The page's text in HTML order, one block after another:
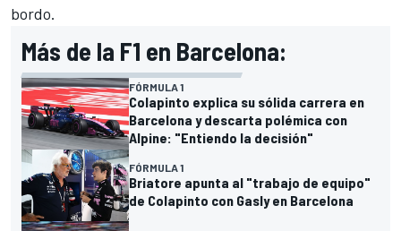
bordo.
Más de la F1 en Barcelona:
FÓRMULA 1
Colapinto explica su sólida carrera en
Barcelona y descarta polémica con
Alpine: "Entiendo la decisión"
FÓRMULA 1
Briatore apunta al "trabajo de equipo"
de Colapinto con Gasly en Barcelona